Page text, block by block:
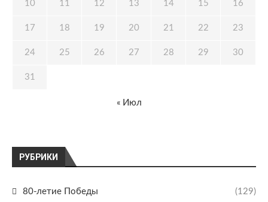
РУБРИКИ
80-летие Победы (129)
10 11 12 13 14 15 16
17 18 19 20 21 22 23
24 25 26 27 28 29 30
31
« Июл